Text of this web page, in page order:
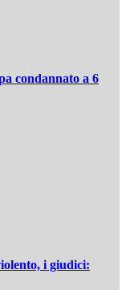
condannato a 6
i giudici: